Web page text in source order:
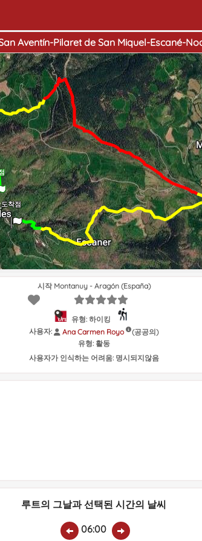
Aventín-Pilaret de San Miquel-Escané-
도착점
시작 Montanuy - Aragón (España)
유형: 하이킹
사용자:
Ana Carmen Royo
(공공의)
유형: 활동
사용자가 인식하는 어려움: 명시되지않음
루트의 그날과 선택된 시간의 날씨
06:00